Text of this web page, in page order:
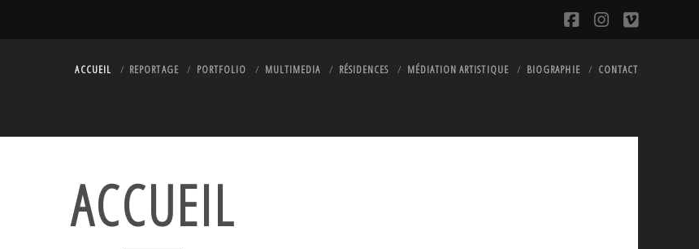
facebookinstagram
vimeo
ACCUEIL REPORTAGE PORTFOLIO MULTIMEDIA RÉSIDENCES MÉDIATION ARTISTIQUE BIOGRAPHIE CONTACT
ACCUEIL